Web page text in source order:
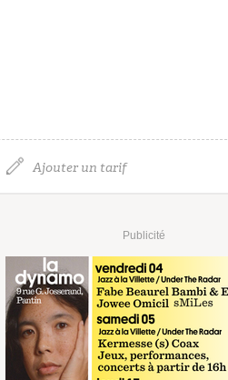
Ajouter un tarif
Publicité